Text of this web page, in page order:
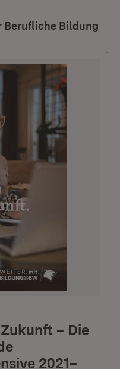
Berufliche Bildung
– Die
2021–